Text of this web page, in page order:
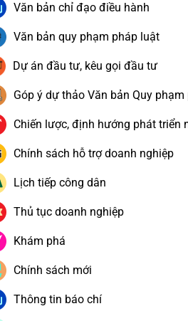
Văn bản chỉ đạo điều hành
Văn bản quy phạm pháp luật
Dự án đầu tư, kêu gọi đầu tư
Góp ý dự thảo Văn bản Quy
Chiến lược, định hướng phát triển
Chính sách hỗ trợ doanh nghiệp
Lịch tiếp công dân
Thủ tục doanh nghiệp
Khám phá
Chính sách mới
Thông tin báo chí